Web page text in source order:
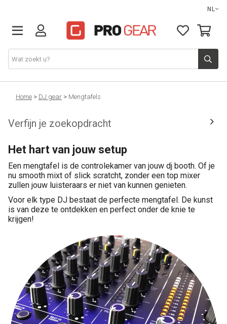
NL
DJ gear
Lights & effects
Sound
Opbergmateriaal
Kabels
B-stock
Black Box
Projects
Home > DJ gear > Mengtafels
Verfijn je zoekopdracht
Het hart van jouw setup
Een mengtafel is de controlekamer van jouw dj booth. Of je
nu smooth mixt of slick scratcht, zonder een top mixer
zullen jouw luisteraars er niet van kunnen genieten.
Voor elk type DJ bestaat de perfecte mengtafel. De kunst
is van deze te ontdekken en perfect onder de knie te
krijgen!